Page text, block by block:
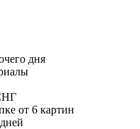
дня
от 6 картин